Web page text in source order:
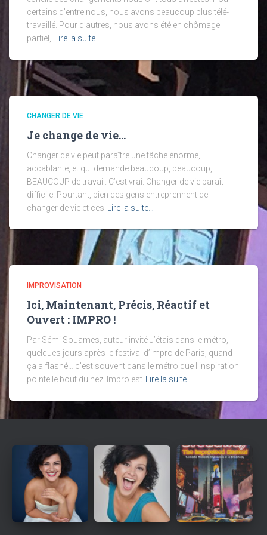
certains d’entre nous, nous avons beaucoup plus télé-
travaillé. Pour d’autres, nous avons été en chômage
partiel,
Lire la suite…
CHANGER DE VIE
Je change de vie…
Changer de vie peut paraître une tâche énorme,
accablante, et qui demande beaucoup, beaucoup,
BEAUCOUP de travail. C’est vrai. Changer de vie paraît
difficile. Pourtant, bien des gens entreprennent de
changer de vie et ces
Lire la suite…
IMPROVISATION
Ici, Maintenant, Précis, Réactif et
Ouvert : IMPRO !
Par Sémi Souames, auteur invité J’étais dans le métro,
quelques jours après le festival d’impro de Paris, quand
ça a flashé… c’est souvent dans le métro que l’inspiration
pointe le bout du nez. Impro est
Lire la suite…